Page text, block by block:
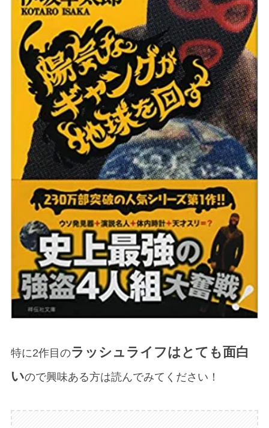
特に2作目のラッシュライフはとても面白
いので興味ある方は読んでみてください！